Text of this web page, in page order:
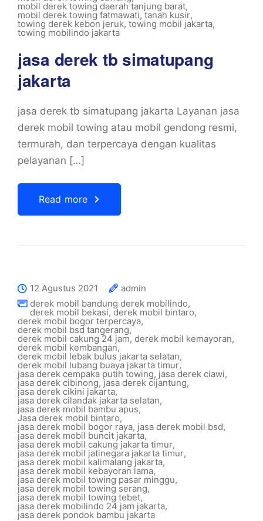
mobil derek towing daerah tanjung barat,
mobil derek towing fatmawati,tanah kusir,
towing derek kebon jeruk, towing mobil jakarta,
towing mobilindo jakarta
jasa derek tb simatupang
jakarta
jasa derek tb simatupang jakarta Layanan jasa
derek mobil towing atau mobil gendong resmi,
termurah, dan terpercaya dengan kualitas
pelayanan […]
Read more
12 Agustus 2021
admin
derek mobil bandung derek mobilindo,
derek mobil bekasi, derek mobil bintaro,
derek mobil bogor terpercaya,
derek mobil bsd tangerang,
derek mobil cakung 24 jam, derek mobil kemayoran,
derek mobil kembangan,
derek mobil lebak bulus jakarta selatan,
derek mobil lubang buaya jakarta timur,
jasa derek cempaka putih towing, jasa derek ciawi,
jasa derek cibinong,jasa derek cijantung,
jasa derek cikini jakarta,
jasa derek cilandak jakarta selatan,
jasa derek mobil bambu apus,
Jasa derek mobil bintaro,
jasa derek mobil bogor raya, jasa derek mobil bsd,
jasa derek mobil buncit jakarta,
jasa derek mobil cakung jakarta timur,
jasa derek mobil jatinegara jakarta timur,
jasa derek mobil kalimalang jakarta,
jasa derek mobil kebayoran lama,
jasa derek mobil towing pasar minggu,
jasa derek mobil towing serang,
jasa derek mobil towing tebet,
jasa derek mobilindo 24 jam jakarta,
jasa derek pondok bambu jakarta